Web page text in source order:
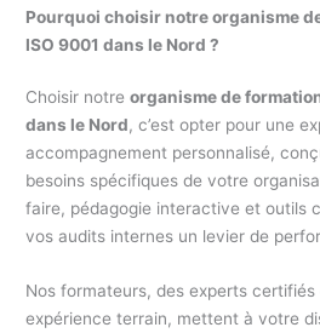
Pourquoi choisir notre organisme
ISO 9001 dans le Nord ?
Choisir notreorganisme de
dans le Nord, c’est opter pour une
accompagnement personnalisé,
besoins spécifiques de votre
faire, pédagogie interactive et outils
vos audits internes un levier de
Nos formateurs, des experts certifiés
expérience terrain, mettent à votre